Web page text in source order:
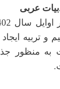
عربی
و تربیه
منظور